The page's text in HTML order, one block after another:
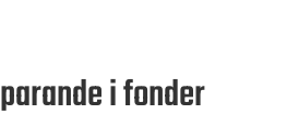
i fonder